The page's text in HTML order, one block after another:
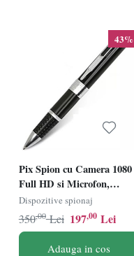
43%
Pix Spion cu Camera 1080
Full HD si Microfon,
Inregistrare Audio Video,
Foto, Aparat Spion cu
Camera Ascunsa
Dispozitive spionaj
197,00 Lei
350,00 Lei
Adauga in cos